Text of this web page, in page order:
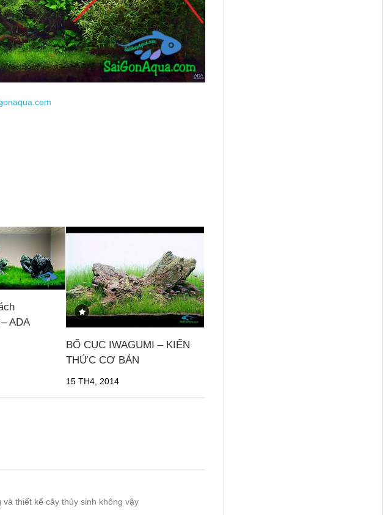
ADA
BỐ CỤC IWAGUMI – KIẾN
THỨC CƠ BẢN
15 TH4, 2014
thiết kế cây thủy sinh không vậy